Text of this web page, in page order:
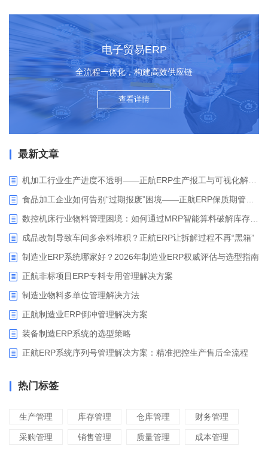
电子贸易ERP
全流程一体化，构建高效供应链
查看详情
最新文章
成品改制导致车间多余料堆积？正航ERP让拆解过程不再“黑箱”
制造业ERP系统哪家好？2026年制造业ERP权威评估与选型指南
正航非标项目ERP专料专用管理解决方案
制造业物料多单位管理解决方法
正航制造业ERP倒冲管理解决方案
装备制造ERP系统的选型策略
正航ERP系统序列号管理解决方案：精准把控生产售后全流程
热门标签
生产管理 库存管理 仓库管理 财务管理
采购管理 销售管理 质量管理 成本管理